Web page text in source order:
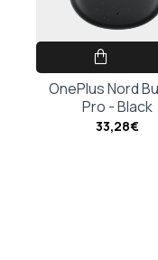
OnePlus Nord
Pro - Black
33,28€